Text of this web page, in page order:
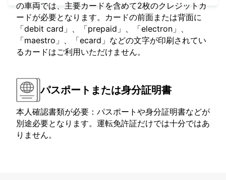
の車両では、主要カードを含めて2枚のクレジットカ
ードが必要となります。カードの前面または背面に
「debit card」、「prepaid」、「electron」、
「maestro」、「ecard」などの文字が印刷されてい
るカードはご利用いただけません。
パスポートまたは身分証明書
本人確認書類が必要：パスポートや身分証明書などが
別途必要となります。運転免許証だけでは十分ではあ
りません。